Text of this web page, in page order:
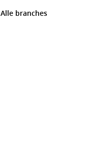
Alle branches